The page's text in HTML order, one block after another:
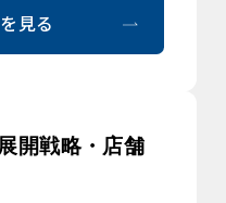
見る
開戦略・店舗